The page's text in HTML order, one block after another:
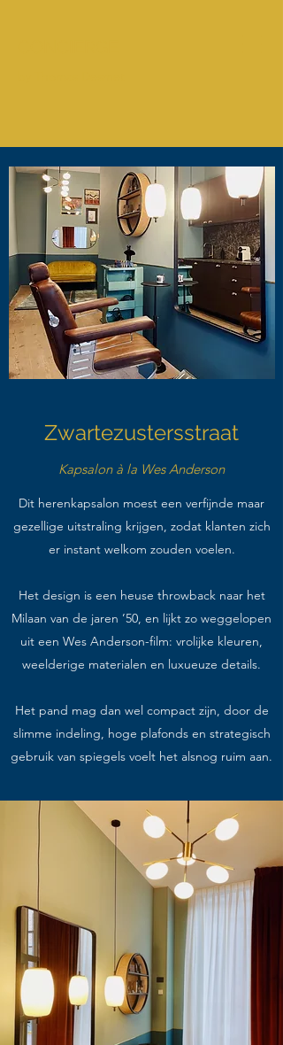
Zwartezustersstraat
Kapsalon à la Wes Anderson
Dit herenkapsalon moest een verfijnde maar
gezellige uitstraling krijgen, zodat klanten zich
er instant welkom zouden voelen.
Het design is een heuse throwback naar het
Milaan van de jaren ’50, en lijkt zo weggelopen
uit een Wes Anderson-film: vrolijke kleuren,
weelderige materialen en luxueuze details.
Het pand mag dan wel compact zijn, door de
slimme indeling, hoge plafonds en strategisch
gebruik van spiegels voelt het alsnog ruim aan.